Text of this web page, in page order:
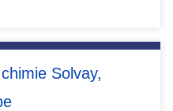
Solvay,